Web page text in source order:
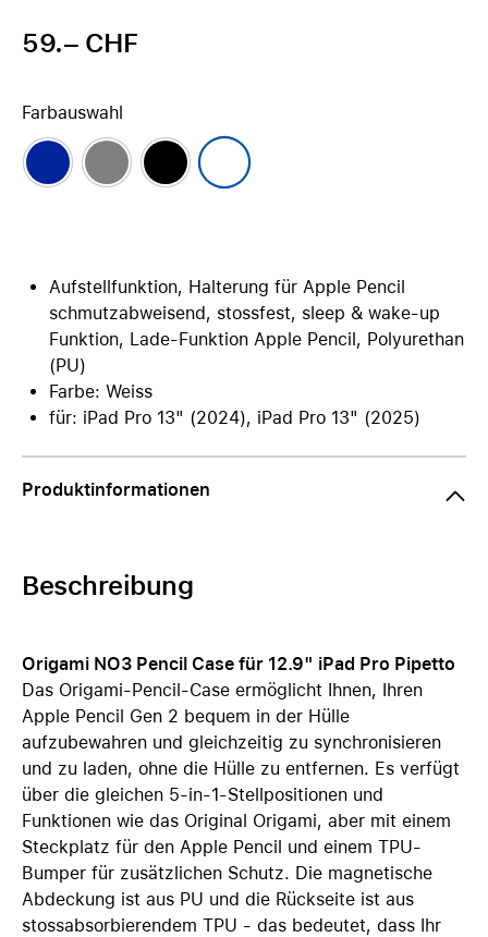
59.– CHF
Farbauswahl
Aufstellfunktion, Halterung für Apple Pencil
schmutzabweisend, stossfest, sleep & wake-up
Funktion, Lade-Funktion Apple Pencil, Polyurethan
(PU)
Farbe: Weiss
für: iPad Pro 13" (2024), iPad Pro 13" (2025)
Produktinformationen
Beschreibung
Origami NO3 Pencil Case für 12.9" iPad Pro Pipetto
Das Origami-Pencil-Case ermöglicht Ihnen, Ihren
Apple Pencil Gen 2 bequem in der Hülle
aufzubewahren und gleichzeitig zu synchronisieren
und zu laden, ohne die Hülle zu entfernen. Es verfügt
über die gleichen 5-in-1-Stellpositionen und
Funktionen wie das Original Origami, aber mit einem
Steckplatz für den Apple Pencil und einem TPU-
Bumper für zusätzlichen Schutz. Die magnetische
Abdeckung ist aus PU und die Rückseite ist aus
stossabsorbierendem TPU - das bedeutet, dass Ihr